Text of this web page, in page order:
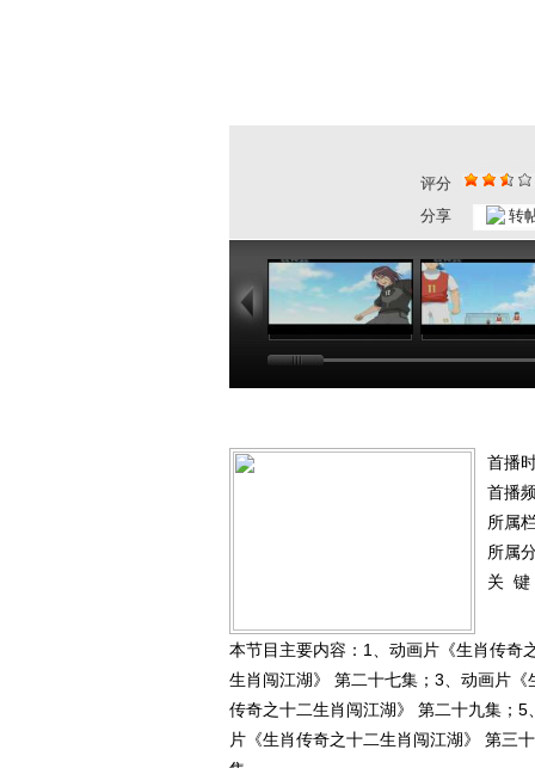
评分
分享
转
23:00
《超智能足
首播
首播
所属
所属
关 键
本节目主要内容：1、动画片《生肖传奇
生肖闯江湖》 第二十七集；3、动画片
传奇之十二生肖闯江湖》 第二十九集；
片《生肖传奇之十二生肖闯江湖》 第三